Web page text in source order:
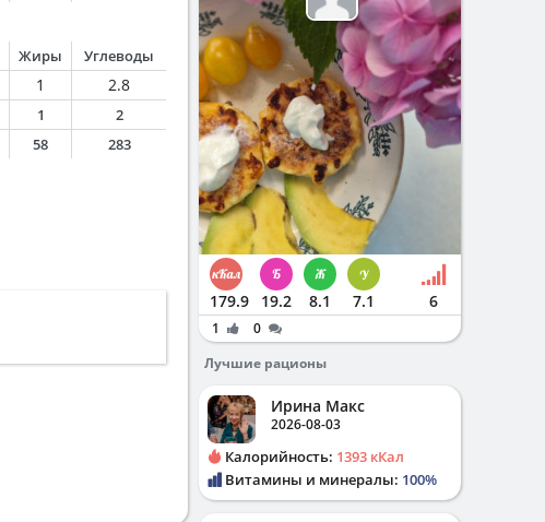
Жиры Углеводы
1
2.8
1 2
58 283
179.9 19.2 8.1 7.1 6
1
0
Лучшие рационы
Ирина Макс
2026-08-03
Калорийность: 1393 кКал
Витамины и минералы: 100%